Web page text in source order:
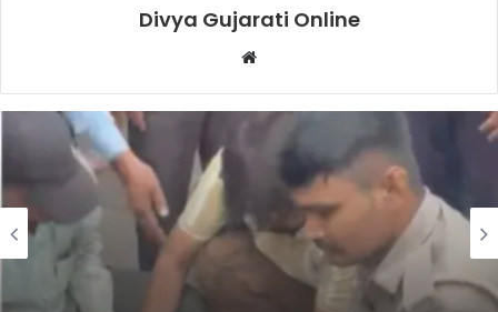
Divya Gujarati Online
Website
સુરત
3 days ago
ગોડાદરા વિસ્તારમાં ટ્રાફિક જવાનની સતર્કતાથી
અધેડને નવજીવન: CPR આપી બચાવ્યો જીવ